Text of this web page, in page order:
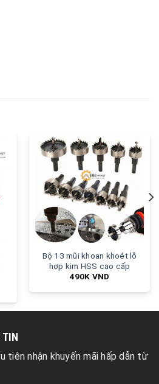
Bộ 13 mũi khoan khoét lỗ
hợp kim HSS cao cấp
490K VND
TIN
tiên nhận khuyến mãi hấp dẫn từ